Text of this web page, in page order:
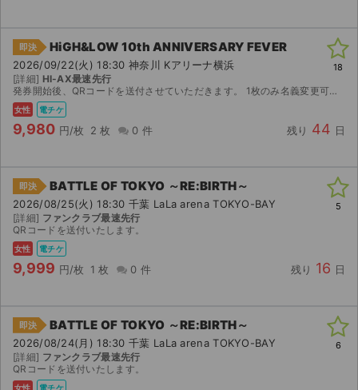
即決 HiGH&LOW 10th ANNIVERSARY FEVER
2026/09/22(火) 18:30 神奈川 Kアリーナ横浜
[詳細] HI-AX最速先行
発券開始後、QRコードを送付させていただきます。 1枚のみ名義変更可能です。 ランダムエラー、本人確認対応不可。
女性 電チケ
9,980 円/枚 2 枚 0 件 残り 44 日
18
即決 BATTLE OF TOKYO ～RE:BIRTH～
2026/08/25(火) 18:30 千葉 LaLa arena TOKYO-BAY
[詳細] ファンクラブ最速先行
QRコードを送付いたします。
女性 電チケ
9,999 円/枚 1 枚 0 件 残り 16 日
5
即決 BATTLE OF TOKYO ～RE:BIRTH～
2026/08/24(月) 18:30 千葉 LaLa arena TOKYO-BAY
[詳細] ファンクラブ最速先行
QRコードを送付いたします。
女性 電チケ
6